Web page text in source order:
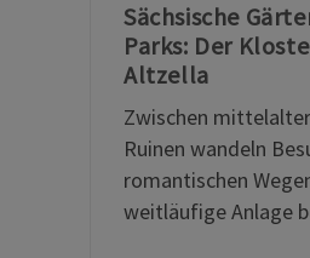
Sächsische
Parks: Der
Altzella
Zwischen
Ruinen wandeln
romantischen
weitläufige Anlage